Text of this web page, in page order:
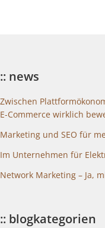
:: news
Zwischen
E-Commerce wirklich
Marketing und SEO für
Im Unternehmen für
Network Marketing – Ja,
:: blogkategorien